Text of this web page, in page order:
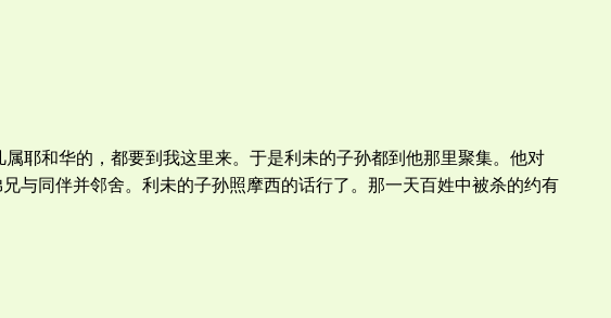
耶和华的，都要到我这里来。于是利未的子孙都到他那里聚集。他对
与同伴并邻舍。利未的子孙照摩西的话行了。那一天百姓中被杀的约有